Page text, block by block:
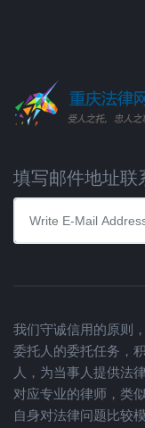
填写邮件地址联
我们守诚信用的原则
委托人的委托任务，
人，为当事人提供法
对应专业的律师，类
自身对法律问题比较